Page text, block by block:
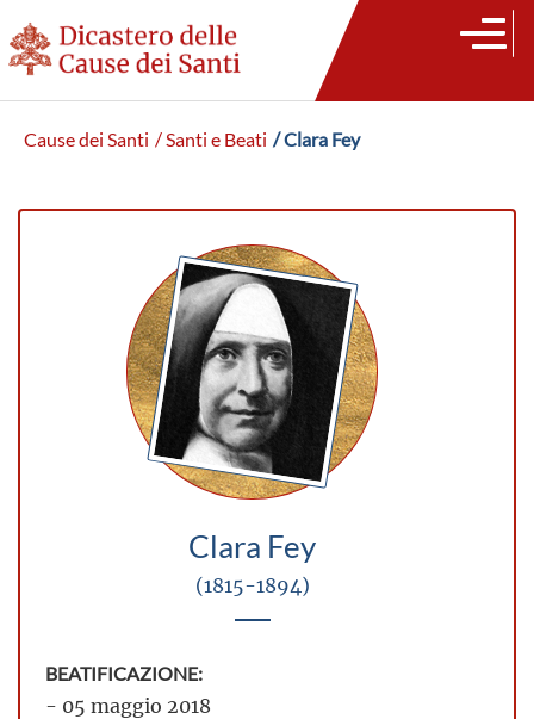
Cause dei Santi / Santi e Beati / Clara Fey
Clara Fey
(1815-1894)
BEATIFICAZIONE:
- 05 maggio 2018